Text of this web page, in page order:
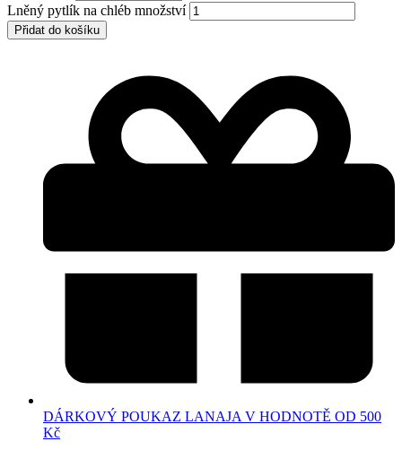
Lněný pytlík na chléb množství
Přidat do košíku
DÁRKOVÝ POUKAZ LANAJA V HODNOTĚ OD 500
Kč